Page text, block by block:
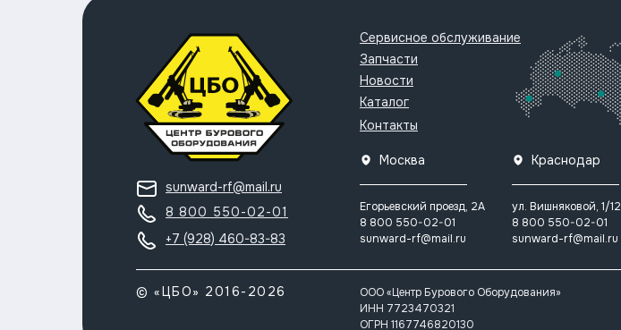
Москва
Егорьевский проезд, 2А
8 800 550-02-01
sunward-rf@mail.ru
ООО «Центр Бурового Оборудования»
ИНН 7723470321
ОГРН 1167746820130
© «ЦБО» 2016-2026
sunward-rf@mail.ru
8 800 550-02-01
+7 (928) 460-83-83
Краснодар
ул. Вишняковой, 1/12
8 800 550-02-01
sunward-rf@mail.ru
Каталог
Запчасти
Сервисное обслуживание
Новости
Контакты